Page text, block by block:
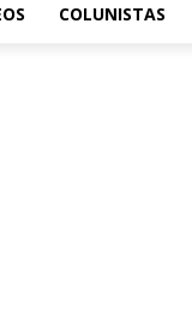
COLUNISTAS